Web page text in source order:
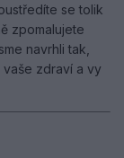
se tolik
zpomalujete
navrhli tak,
zdraví a vy